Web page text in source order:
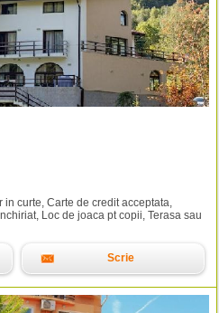
curte, Carte de credit acceptata,
Loc de joaca pt copii, Terasa sau
Scrie